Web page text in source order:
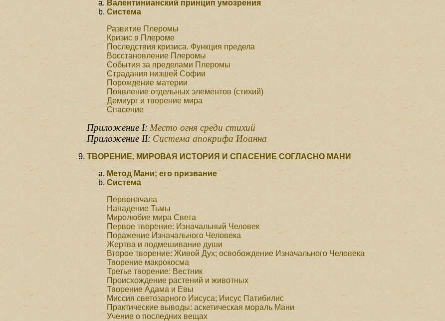
Валентинианский принцип умозрения
Система
Развитие Плеромы
Кризис в Плероме
Последствия кризиса. Функция предела
Восстановление Плеромы
События за пределами Плеромы
Страдания низшей Софии
Порождение материи
Появление отдельных элементов (стихий)
Демиург и творение мира
Спасение
Приложение I: Место огня среди стихий
Приложение II: Система апокрифа Иоанна
ТВОРЕНИЕ, МИРОВАЯ ИСТОРИЯ И СПАСЕНИЕ СОГЛАСНО МАНИ
Метод Мани; его призвание
Система
Первоначала
Нападение Тьмы
Миролюбие мира Света
Первое творение: Изначальный Человек
Поражение Изначального Человека
Жертва и подмешивание души
Второе творение: Живой Дух; освобождение Изначального Человека
Творение макрокосма
Третье творение: Вестник
Происхождение растений и животных
Творение Адама и Евы
Миссия светозарного Иисуса; Иисус Патибилис
Практические выводы: аскетическая мораль Мани
Учение о последних вещах